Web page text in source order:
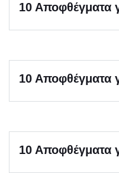
10 Αποφθέγματα
10 Αποφθέγματα
10 Αποφθέγματα